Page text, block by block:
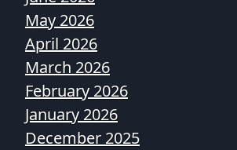
May 2026
April 2026
March 2026
February 2026
January 2026
December 2025